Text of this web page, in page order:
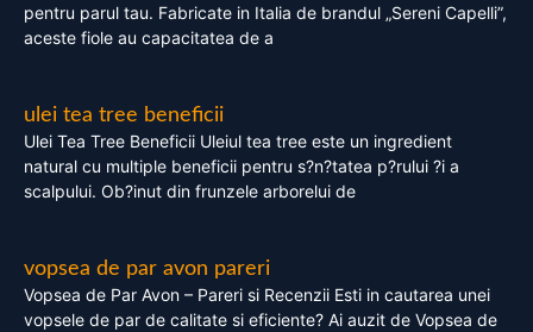
pentru parul tau. Fabricate in Italia de brandul „Sereni Capelli”,
aceste fiole au capacitatea de a
ulei tea tree beneficii
Ulei Tea Tree Beneficii Uleiul tea tree este un ingredient
natural cu multiple beneficii pentru s?n?tatea p?rului ?i a
scalpului. Ob?inut din frunzele arborelui de
vopsea de par avon pareri
Vopsea de Par Avon – Pareri si Recenzii Esti in cautarea unei
vopsele de par de calitate si eficiente? Ai auzit de Vopsea de